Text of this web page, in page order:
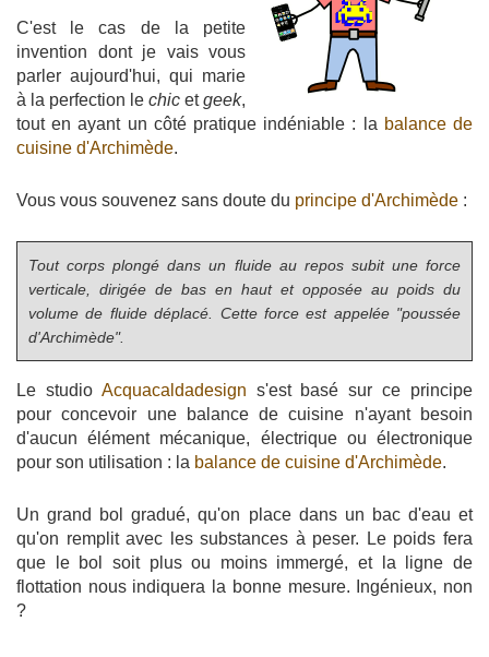
C'est le cas de la petite
invention dont je vais vous
parler aujourd'hui, qui marie
à la perfection le chic etgeek,
tout en ayant un côté pratique indéniable : la balance de
cuisine d'Archimède.
Vous vous souvenez sans doute du principe d'Archimède :
Tout corps plongé dans un fluide au repos subit une force
verticale, dirigée de bas en haut et opposée au poids du
volume de fluide déplacé. Cette force est appelée "poussée
d'Archimède".
Le studio Acquacaldadesign s'est basé sur ce principe
pour concevoir une balance de cuisine n'ayant besoin
d'aucun élément mécanique, électrique ou électronique
pour son utilisation : la balance de cuisine d'Archimède.
Un grand bol gradué, qu'on place dans un bac d'eau et
qu'on remplit avec les substances à peser. Le poids fera
que le bol soit plus ou moins immergé, et la ligne de
flottation nous indiquera la bonne mesure. Ingénieux, non
?